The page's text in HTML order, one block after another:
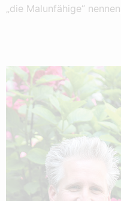
„die Malunfähige“